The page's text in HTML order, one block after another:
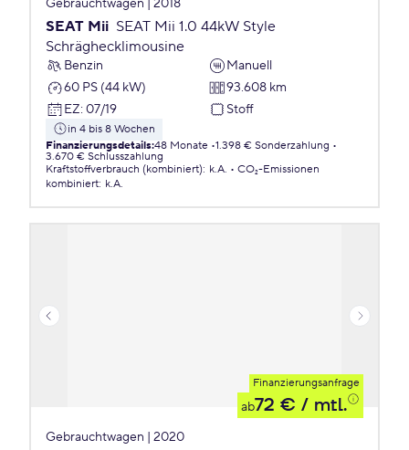
Gebrauchtwagen | 2018
SEAT Mii SEAT Mii 1.0 44kW Style
Schräghecklimousine
Benzin
Manuell
60 PS (44 kW)
93.608 km
EZ: 07/19 Stoff
in 4 bis 8 Wochen
Finanzierungsdetails:48 Monate 1.398 € Sonderzahlung
3.670 € Schlusszahlung
Kraftstoffverbrauch (kombiniert): k.A.
CO₂-Emissionen
kombiniert: k.A.
Finanzierungsanfrage
ab72 € / mtl.
Gebrauchtwagen | 2020